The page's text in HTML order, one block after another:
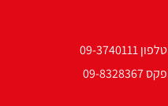
טלפון 09-3740111
פקס 09-8328367